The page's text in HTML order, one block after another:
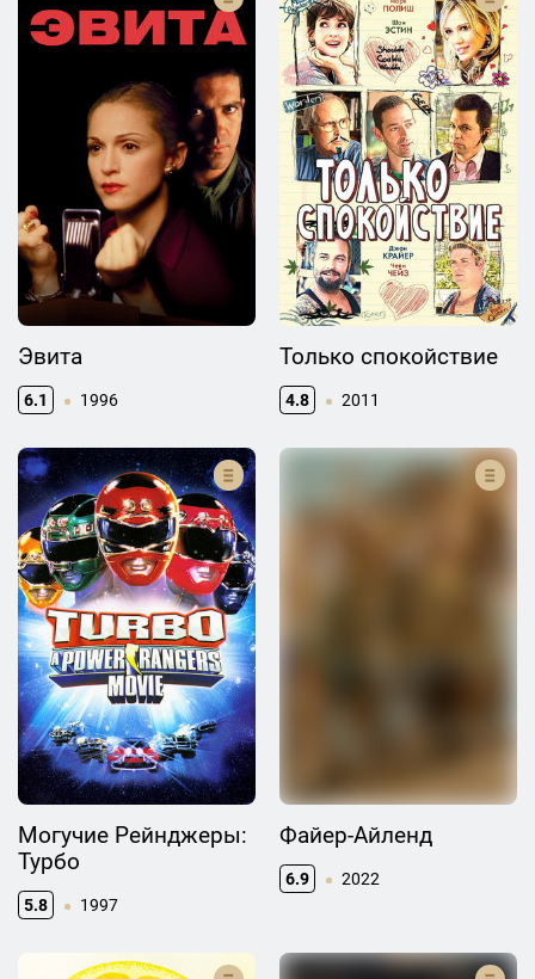
Эвита
6.1 1996
Только спокойствие
4.8 2011
Могучие Рейнджеры:
Турбо
5.8 1997
Файер-Айленд
6.9 2022